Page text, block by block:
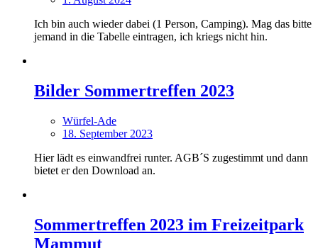
Ich bin auch wieder dabei (1 Person, Camping). Mag das bitte
jemand in die Tabelle eintragen, ich kriegs nicht hin.
Bilder Sommertreffen 2023
Würfel-Ade
18. September 2023
Hier lädt es einwandfrei runter. AGB´S zugestimmt und dann
bietet er den Download an.
Sommertreffen 2023 im Freizeitpark
Mammut